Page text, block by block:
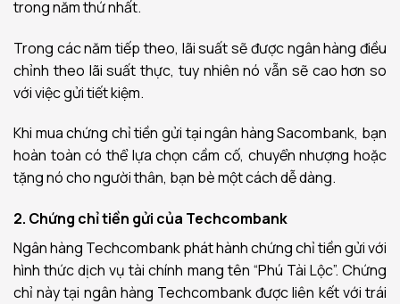
trong năm thứ nhất.
Trong các năm tiếp theo, lãi suất sẽ được ngân hàng điều
chỉnh theo lãi suất thực, tuy nhiên nó vẫn sẽ cao hơn so
với việc gửi tiết kiệm.
Khi mua chứng chỉ tiền gửi tại ngân hàng Sacombank, bạn
hoàn toàn có thể lựa chọn cầm cố, chuyển nhượng hoặc
tặng nó cho người thân, bạn bè một cách dễ dàng.
2. Chứng chỉ tiền gửi của Techcombank
Ngân hàng Techcombank phát hành chứng chỉ tiền gửi với
hình thức dịch vụ tài chính mang tên “Phú Tài Lộc”. Chứng
chỉ này tại ngân hàng Techcombank được liên kết với trái